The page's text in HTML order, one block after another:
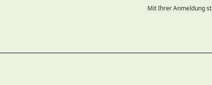
Mit Ihrer Anmeldung